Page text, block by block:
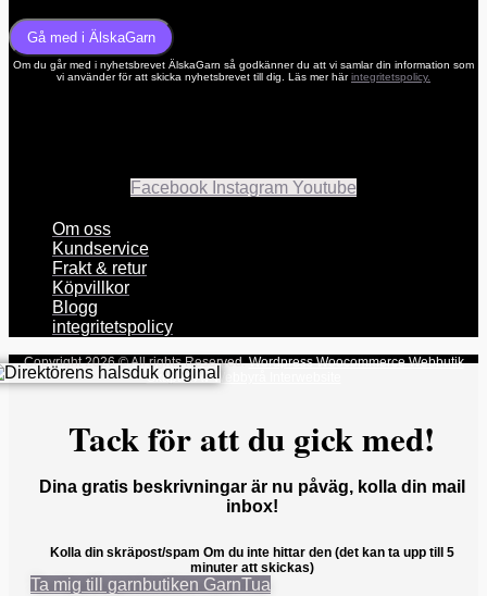
Gå med i ÄlskaGarn
Om du går med i nyhetsbrevet ÄlskaGarn så godkänner du att vi samlar din information som
vi använder för att skicka nyhetsbrevet till dig. Läs mer härintegritetspolicy.
Facebook Instagram Youtube
Om oss
Kundservice
Frakt & retur
Köpvillkor
Blogg
integritetspolicy
Copyright 2026 © All rights Reserved.Wordpress Woocommerce Webbutik
Skapad Av Webbyrå Interwebsite
Tack för att du gick med!
Dina gratis beskrivningar är nu påväg, kolla din mail
inbox!
Kolla din skräpost/spam Om du inte hittar den (det kan ta upp till 5
minuter att skickas)
Ta mig till garnbutiken GarnTua